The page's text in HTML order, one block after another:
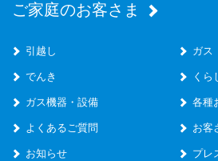
ご家庭のお客さま
引越し ガス
でんき くら
ガス機器・設備 各種
よくあるご質問 お客
お知らせ プレ